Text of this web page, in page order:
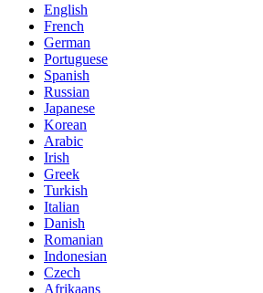
English
French
German
Portuguese
Spanish
Russian
Japanese
Korean
Arabic
Irish
Greek
Turkish
Italian
Danish
Romanian
Indonesian
Czech
Afrikaans